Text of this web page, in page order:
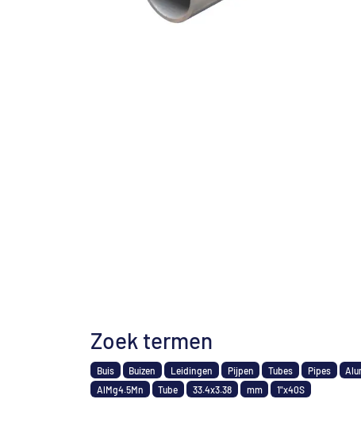
Zoek termen
Buis Buizen Leidingen Pijpen Tubes Pipes
AlMg4.5Mn
Tube 33.4x3.38 mm 1"x40S